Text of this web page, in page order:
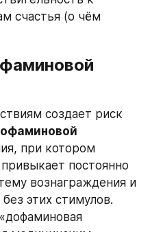
счастья (о чём
создает риск
при котором
постоянно
вознаграждения и
этих стимулов.